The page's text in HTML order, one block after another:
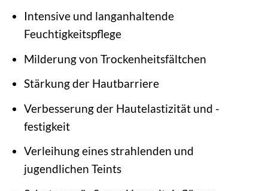
Intensive und langanhaltende
Feuchtigkeitspflege
Milderung von Trockenheitsfältchen
Stärkung der Hautbarriere
Verbesserung der Hautelastizität und -
festigkeit
Verleihung eines strahlenden und
jugendlichen Teints